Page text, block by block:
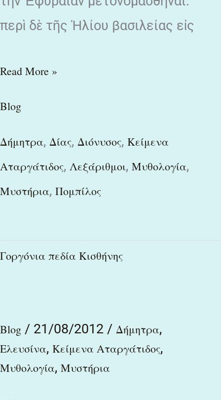
περὶ δὲ τῆς Ἡλίου βασιλείας εἰς
Read More »
Blog
Δήμητρα, Δίας, Διόνυσος, Κείμενα
Αταργάτιδος, Λεξάριθμοι, Μυθολογία,
Μυστήρια, Πομπίλος
Γοργόνια πεδία Κισθήνης
Blog / 21/08/2012 / Δήμητρα,
Ελευσίνα, Κείμενα Αταργάτιδος,
Μυθολογία, Μυστήρια
Γοργόνια